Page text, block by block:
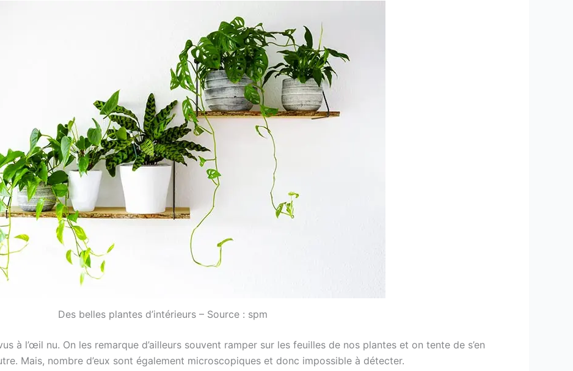
Des belles plantes d’intérieurs – Source : spm
à l’œil nu. On les remarque d’ailleurs souvent ramper sur les feuilles de nos plantes et on tente de s’en
Mais, nombre d’eux sont également microscopiques et donc impossible à détecter.